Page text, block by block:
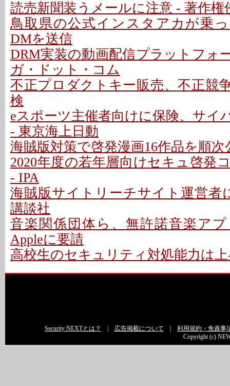
読売新聞装うメールに注意 - 著作権
鳥取県の公式インスタアカが乗
DMを送信
DRM実装の動画配信プラットフォ
ガ・ドット・コム
不正プロダクトキー販売、不正競
検
eスポーツ主催者向けに保険、サイ
- 東京海上日動
海賊版対策で啓発漫画16作品を順次
2020年度の若年層向けセキュ啓発
- IPA
海賊版サイトリーチサイト運営者
講談社
音楽関係団体ら、無許諾音楽ア
Appleに要請
高校生のセキュリティ対処能力は
Security NEXTとは？ 広告掲載について
利用規約・免責事
Copyright (c)